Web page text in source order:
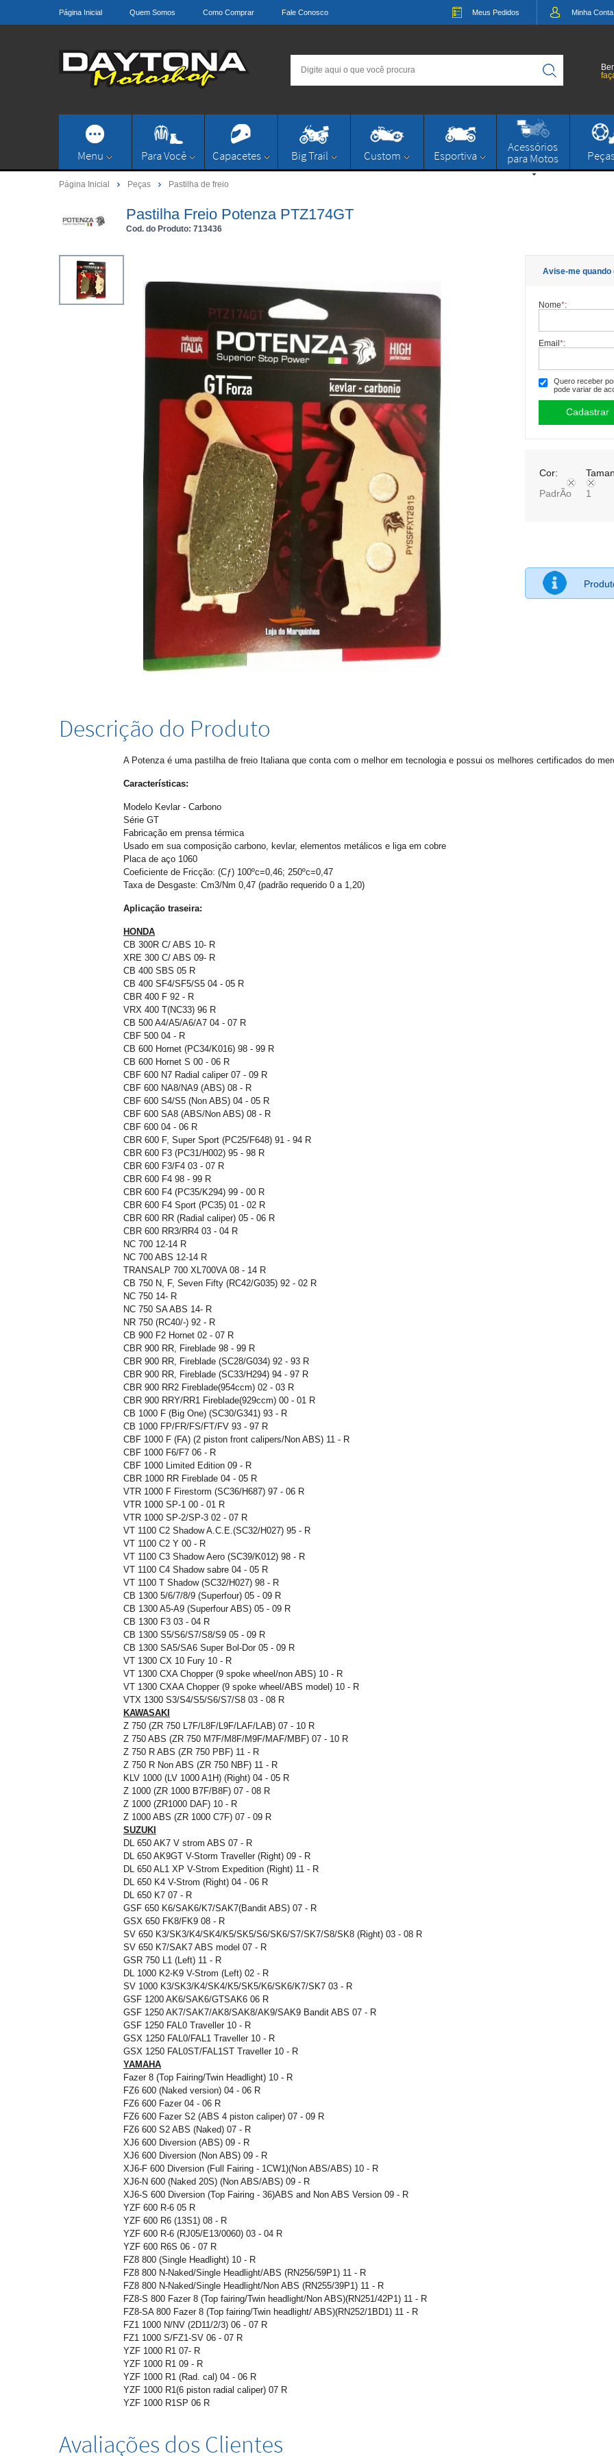
Página Inicial Quem Somos Como Comprar Fale Conosco Meus Pedidos MinhaConta
Menu Para Você Capacetes Big Trail Custom Esportiva
Acessórios
para Motos
Página Inicial Peças Pastilha de freio
Pastilha Freio Potenza PTZ174GT
Cod. do Produto: 713436
Avise-me quando
Nome*:
Email*:
Quero receber
pode variar de
Cor:
PadrÃo
1
Descrição do Produto
A Potenza é uma pastilha de freio Italiana que conta com o melhor em tecnologia e possui os melhores certificados do
Características:
Modelo Kevlar - Carbono
Série GT
Fabricação em prensa térmica
Usado em sua composição carbono, kevlar, elementos metálicos e liga em cobre
Placa de aço 1060
Coeficiente de Fricção: (Cƒ) 100ºc=0,46; 250ºc=0,47
Taxa de Desgaste: Cm3/Nm 0,47 (padrão requerido 0 a 1,20)
Aplicação traseira:
HONDA
CB 300R C/ ABS 10- R
XRE 300 C/ ABS 09- R
CB 400 SBS 05 R
CB 400 SF4/SF5/S5 04 - 05 R
CBR 400 F 92 - R
VRX 400 T(NC33) 96 R
CB 500 A4/A5/A6/A7 04 - 07 R
CBF 500 04 - R
CB 600 Hornet (PC34/K016) 98 - 99 R
CB 600 Hornet S 00 - 06 R
CBF 600 N7 Radial caliper 07 - 09 R
CBF 600 NA8/NA9 (ABS) 08 - R
CBF 600 S4/S5 (Non ABS) 04 - 05 R
CBF 600 SA8 (ABS/Non ABS) 08 - R
CBF 600 04 - 06 R
CBR 600 F, Super Sport (PC25/F648) 91 - 94 R
CBR 600 F3 (PC31/H002) 95 - 98 R
CBR 600 F3/F4 03 - 07 R
CBR 600 F4 98 - 99 R
CBR 600 F4 (PC35/K294) 99 - 00 R
CBR 600 F4 Sport (PC35) 01 - 02 R
CBR 600 RR (Radial caliper) 05 - 06 R
CBR 600 RR3/RR4 03 - 04 R
NC 700 12-14 R
NC 700 ABS 12-14 R
TRANSALP 700 XL700VA 08 - 14 R
CB 750 N, F, Seven Fifty (RC42/G035) 92 - 02 R
NC 750 14- R
NC 750 SA ABS 14- R
NR 750 (RC40/-) 92 - R
CB 900 F2 Hornet 02 - 07 R
CBR 900 RR, Fireblade 98 - 99 R
CBR 900 RR, Fireblade (SC28/G034) 92 - 93 R
CBR 900 RR, Fireblade (SC33/H294) 94 - 97 R
CBR 900 RR2 Fireblade(954ccm) 02 - 03 R
CBR 900 RRY/RR1 Fireblade(929ccm) 00 - 01 R
CB 1000 F (Big One) (SC30/G341) 93 - R
CB 1000 FP/FR/FS/FT/FV 93 - 97 R
CBF 1000 F (FA) (2 piston front calipers/Non ABS) 11 - R
CBF 1000 F6/F7 06 - R
CBF 1000 Limited Edition 09 - R
CBR 1000 RR Fireblade 04 - 05 R
VTR 1000 F Firestorm (SC36/H687) 97 - 06 R
VTR 1000 SP-1 00 - 01 R
VTR 1000 SP-2/SP-3 02 - 07 R
VT 1100 C2 Shadow A.C.E.(SC32/H027) 95 - R
VT 1100 C2 Y 00 - R
VT 1100 C3 Shadow Aero (SC39/K012) 98 - R
VT 1100 C4 Shadow sabre 04 - 05 R
VT 1100 T Shadow (SC32/H027) 98 - R
CB 1300 5/6/7/8/9 (Superfour) 05 - 09 R
CB 1300 A5-A9 (Superfour ABS) 05 - 09 R
CB 1300 F3 03 - 04 R
CB 1300 S5/S6/S7/S8/S9 05 - 09 R
CB 1300 SA5/SA6 Super Bol-Dor 05 - 09 R
VT 1300 CX 10 Fury 10 - R
VT 1300 CXA Chopper (9 spoke wheel/non ABS) 10 - R
VT 1300 CXAA Chopper (9 spoke wheel/ABS model) 10 - R
VTX 1300 S3/S4/S5/S6/S7/S8 03 - 08 R
KAWASAKI
Z 750 (ZR 750 L7F/L8F/L9F/LAF/LAB) 07 - 10 R
Z 750 ABS (ZR 750 M7F/M8F/M9F/MAF/MBF) 07 - 10 R
Z 750 R ABS (ZR 750 PBF) 11 - R
Z 750 R Non ABS (ZR 750 NBF) 11 - R
KLV 1000 (LV 1000 A1H) (Right) 04 - 05 R
Z 1000 (ZR 1000 B7F/B8F) 07 - 08 R
Z 1000 (ZR1000 DAF) 10 - R
Z 1000 ABS (ZR 1000 C7F) 07 - 09 R
SUZUKI
DL 650 AK7 V strom ABS 07 - R
DL 650 AK9GT V-Storm Traveller (Right) 09 - R
DL 650 AL1 XP V-Strom Expedition (Right) 11 - R
DL 650 K4 V-Strom (Right) 04 - 06 R
DL 650 K7 07 - R
GSF 650 K6/SAK6/K7/SAK7(Bandit ABS) 07 - R
GSX 650 FK8/FK9 08 - R
SV 650 K3/SK3/K4/SK4/K5/SK5/S6/SK6/S7/SK7/S8/SK8 (Right) 03 - 08 R
SV 650 K7/SAK7 ABS model 07 - R
GSR 750 L1 (Left) 11 - R
DL 1000 K2-K9 V-Strom (Left) 02 - R
SV 1000 K3/SK3/K4/SK4/K5/SK5/K6/SK6/K7/SK7 03 - R
GSF 1200 AK6/SAK6/GTSAK6 06 R
GSF 1250 AK7/SAK7/AK8/SAK8/AK9/SAK9 Bandit ABS 07 - R
GSF 1250 FAL0 Traveller 10 - R
GSX 1250 FAL0/FAL1 Traveller 10 - R
GSX 1250 FAL0ST/FAL1ST Traveller 10 - R
YAMAHA
Fazer 8 (Top Fairing/Twin Headlight) 10 - R
FZ6 600 (Naked version) 04 - 06 R
FZ6 600 Fazer 04 - 06 R
FZ6 600 Fazer S2 (ABS 4 piston caliper) 07 - 09 R
FZ6 600 S2 ABS (Naked) 07 - R
XJ6 600 Diversion (ABS) 09 - R
XJ6 600 Diversion (Non ABS) 09 - R
XJ6-F 600 Diversion (Full Fairing - 1CW1)(Non ABS/ABS) 10 - R
XJ6-N 600 (Naked 20S) (Non ABS/ABS) 09 - R
XJ6-S 600 Diversion (Top Fairing - 36)ABS and Non ABS Version 09 - R
YZF 600 R-6 05 R
YZF 600 R6 (13S1) 08 - R
YZF 600 R-6 (RJ05/E13/0060) 03 - 04 R
YZF 600 R6S 06 - 07 R
FZ8 800 (Single Headlight) 10 - R
FZ8 800 N-Naked/Single Headlight/ABS (RN256/59P1) 11 - R
FZ8 800 N-Naked/Single Headlight/Non ABS (RN255/39P1) 11 - R
FZ8-S 800 Fazer 8 (Top fairing/Twin headlight/Non ABS)(RN251/42P1) 11 - R
FZ8-SA 800 Fazer 8 (Top fairing/Twin headlight/ ABS)(RN252/1BD1) 11 - R
FZ1 1000 N/NV (2D11/2/3) 06 - 07 R
FZ1 1000 S/FZ1-SV 06 - 07 R
YZF 1000 R1 07- R
YZF 1000 R1 09 - R
YZF 1000 R1 (Rad. cal) 04 - 06 R
YZF 1000 R1(6 piston radial caliper) 07 R
YZF 1000 R1SP 06 R
Avaliações dos Clientes